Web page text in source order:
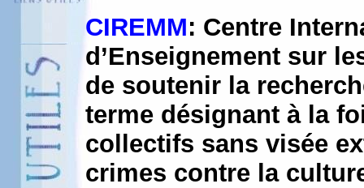
CIREMM: Centre
d’Enseignement sur
de soutenir la
terme désignant à la
collectifs sans visée
crimes contre la